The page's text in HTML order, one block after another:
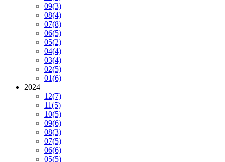
09(3)
08(4)
07(8)
06(5)
05(2)
04(4)
03(4)
02(5)
01(6)
2024
12(7)
11(5)
10(5)
09(6)
08(3)
07(5)
06(6)
05(5)